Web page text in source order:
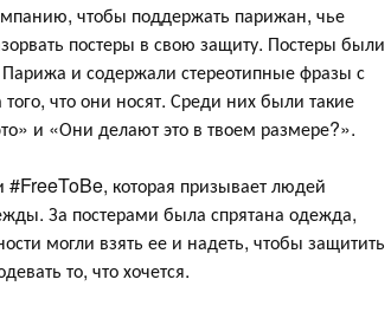
чтобы поддержать парижан, чье
постеры в свою защиту. Постеры были
и содержали стереотипные фразы с
что они носят. Среди них были такие
и «Они делают это в твоем размере?».
которая призывает людей
За постерами была спрятана одежда,
могли взять ее и надеть, чтобы защитить
то, что хочется.